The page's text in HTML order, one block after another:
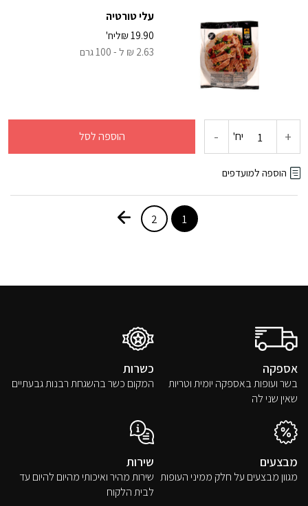
שלמות
מקולפות
עלי טורטיה
₪19.90
ליח'
2.63 ₪ ל - 100 גרם
+ כמות
של
יח' - הוספה לסל
הוספה למועדפים
1
2
אספקה
בשר ועופות באספקה יומית וטריות
שאין שני לה
כשרות
המקום כשר בהשגחת רבנות גבעתיים
מבצעים
מגוון מבצעים על חלק ממיני העופות
שירות
שירות מהיר ואיכותי מהיום להיום עד
לבית הלקוח